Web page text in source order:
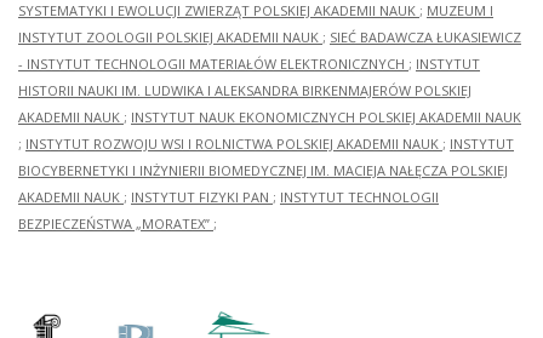
SYSTEMATYKI I EWOLUCJI ZWIERZĄT POLSKIEJ AKADEMII NAUK ; MUZEUM I
INSTYTUT ZOOLOGII POLSKIEJ AKADEMII NAUK ; SIEĆ BADAWCZA ŁUKASIEWICZ
- INSTYTUT TECHNOLOGII MATERIAŁÓW ELEKTRONICZNYCH ; INSTYTUT
HISTORII NAUKI IM. LUDWIKA I ALEKSANDRA BIRKENMAJERÓW POLSKIEJ
AKADEMII NAUK ; INSTYTUT NAUK EKONOMICZNYCH POLSKIEJ AKADEMII NAUK
; INSTYTUT ROZWOJU WSI I ROLNICTWA POLSKIEJ AKADEMII NAUK ; INSTYTUT
BIOCYBERNETYKI I INŻYNIERII BIOMEDYCZNEJ IM. MACIEJA NAŁĘCZA POLSKIEJ
AKADEMII NAUK ; INSTYTUT FIZYKI PAN ; INSTYTUT TECHNOLOGII
BEZPIECZEŃSTWA „MORATEX” ;